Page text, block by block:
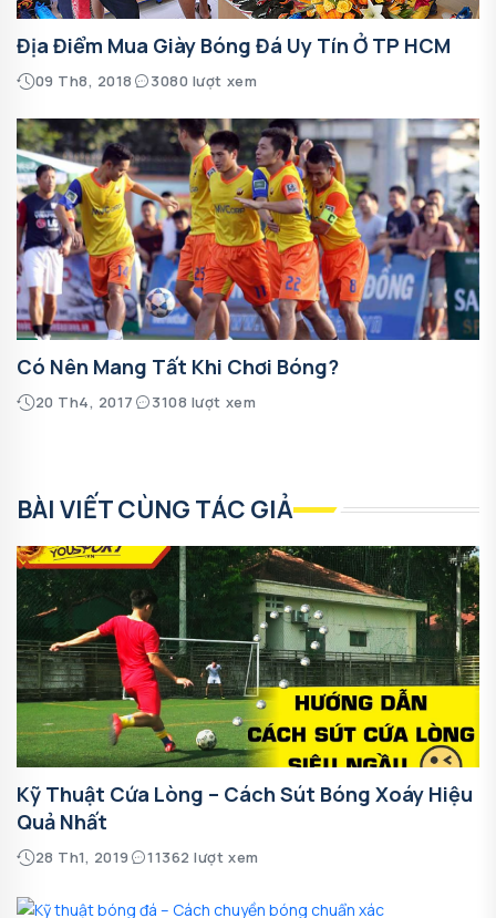
Địa Điểm Mua Giày Bóng Đá Uy Tín Ở TP HCM
09 Th8, 2018 3080 lượt xem
Có Nên Mang Tất Khi Chơi Bóng?
20 Th4, 2017 3108 lượt xem
BÀI VIẾT CÙNG TÁC GIẢ
Kỹ Thuật Cứa Lòng – Cách Sút Bóng Xoáy Hiệu
Quả Nhất
28 Th1, 2019 11362 lượt xem